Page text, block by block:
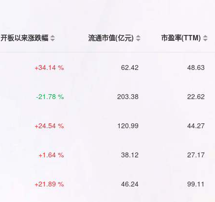
开板以来涨跌幅 流通市值(亿元) 市盈率(TTM)
+34.14 % 62.42 48.63
-21.78 % 203.38 22.62
+24.54 % 120.99 44.27
+1.64 % 38.12 27.17
+21.89 % 46.24 99.11